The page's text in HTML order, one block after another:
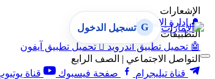
الإشعارات
🔔 إدارة الإشعارات
التطبيقات
🤖 تحميل تطبيق أندرويد  تحميل تطبيق آيفون
التواصل الاجتماعي | الصف الرابع
قناة تيليجرام
صفحة فيسبوك قناة
G تسجيل الدخول